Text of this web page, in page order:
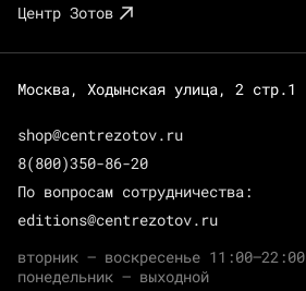
Центр Зотов
Москва, Ходынская улица, 2 стр.1
shop@centrezotov.ru
8(800)350-86-20
По вопросам сотрудничества:
editions@centrezotov.ru
вторник — воскресенье 11:00–22:00
понедельник — выходной